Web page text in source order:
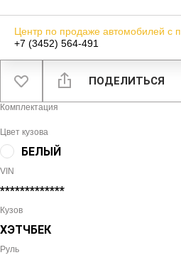
Центр по продаже автомобилей с
+7 (3452) 564-491
ПОДЕЛИТЬСЯ
Комплектация
Цвет кузова
БЕЛЫЙ
VIN
*************
Кузов
ХЭТЧБЕК
Руль